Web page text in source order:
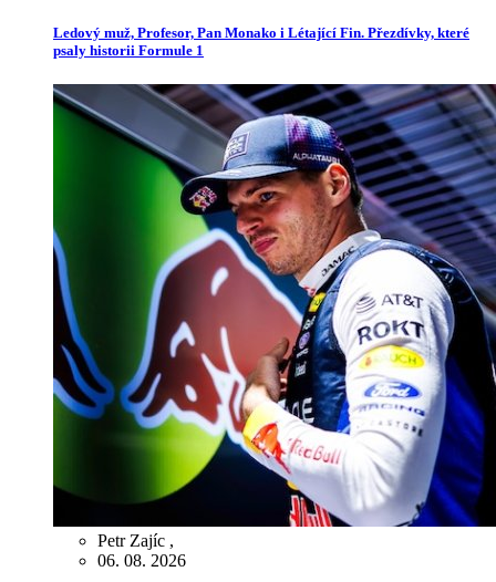
Ledový muž, Profesor, Pan Monako i Létající Fin. Přezdívky, které
psaly historii Formule 1
Petr Zajíc ,
06. 08. 2026